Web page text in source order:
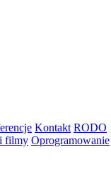
Kontakt RODO
filmy Oprogramowanie